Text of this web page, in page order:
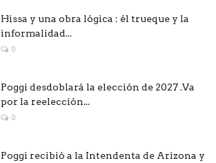
Hissa y una obra lógica : él trueque y la
informalidad...
0
Poggi desdoblará la elección de 2027 .Va
por la reelección...
0
Poggi recibió a la Intendenta de Arizona y